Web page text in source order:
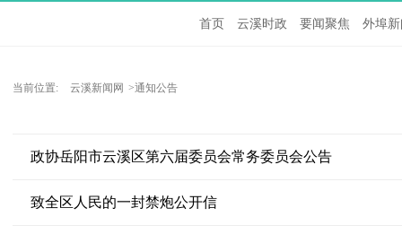
首页 云溪时政 要闻聚焦 外埠
当前位置: 云溪新闻网 >通知公告
政协岳阳市云溪区第六届委员会常务委员会公告
致全区人民的一封禁炮公开信